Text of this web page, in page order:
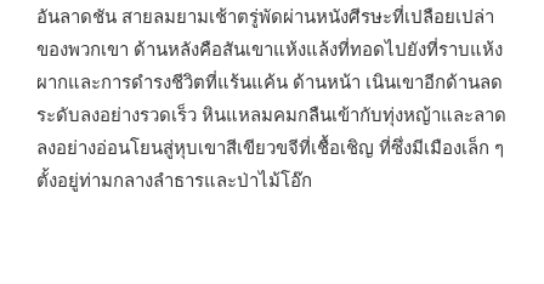
อันลาดชัน สายลมยามเช้าตรู่พัดผ่านหนังศีรษะที่เปลือยเปล่า
ของพวกเขา ด้านหลังคือสันเขาแห้งแล้งที่ทอดไปยังที่ราบแห้ง
ผากและการดำรงชีวิตที่แร้นแค้น ด้านหน้า เนินเขาอีกด้านลด
ระดับลงอย่างรวดเร็ว หินแหลมคมกลืนเข้ากับทุ่งหญ้าและลาด
ลงอย่างอ่อนโยนสู่หุบเขาสีเขียวขจีที่เชื้อเชิญ ที่ซึ่งมีเมืองเล็ก ๆ
ตั้งอยู่ท่ามกลางลำธารและป่าไม้โอ๊ก